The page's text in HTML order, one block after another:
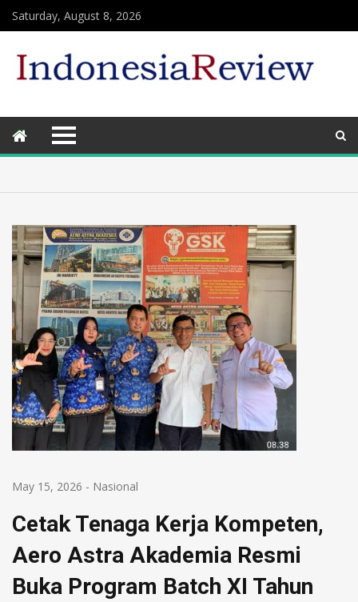
Saturday, August 8, 2026
May 15, 2026 - Nasional
Cetak Tenaga Kerja Kompeten,
Aero Astra Akademia Resmi
Buka Program Batch XI Tahun